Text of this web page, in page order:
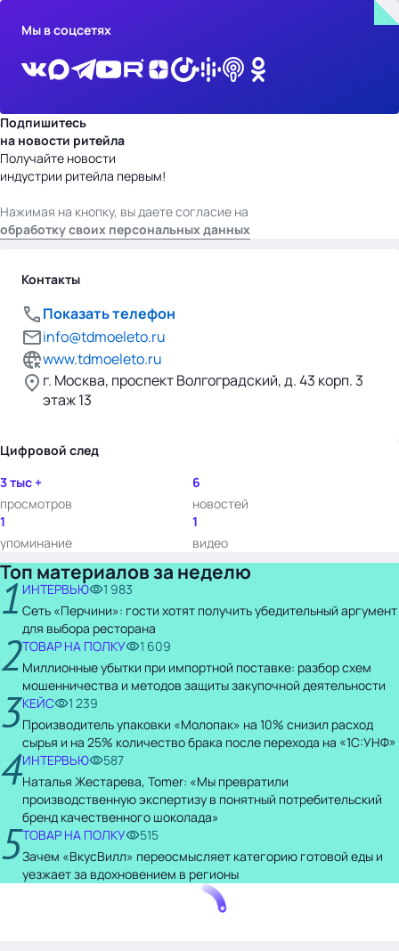
Мы в соцсетях
Подпишитесь
на новости ритейла
Получайте новости
индустрии ритейла первым!
Нажимая на кнопку, вы даете согласие на
обработку своих персональных данных
Контакты
Показать телефон
info@tdmoeleto.ru
www.tdmoeleto.ru
г. Москва, проспект Волгоградский, д. 43 корп. 3
этаж 13
Цифровой след
3 тыс +
просмотров
6
новостей
1
упоминание
1
видео
Топ материалов за неделю
1 ИНТЕРВЬЮ
1 983
Сеть «Перчини»: гости хотят получить убедительный аргумент
для выбора ресторана
2ТОВАР НА ПОЛКУ
1 609
Миллионные убытки при импортной поставке: разбор схем
мошенничества и методов защиты закупочной деятельности
3КЕЙС
1 239
Производитель упаковки «Молопак» на 10% снизил расход
сырья и на 25% количество брака после перехода на «1С:УНФ»
4ИНТЕРВЬЮ
587
Наталья Жестарева, Tomer: «Мы превратили
производственную экспертизу в понятный потребительский
бренд качественного шоколада»
5ТОВАР НА ПОЛКУ
515
Зачем «ВкусВилл» переосмысляет категорию готовой еды и
уезжает за вдохновением в регионы